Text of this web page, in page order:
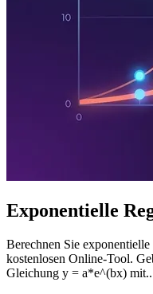
Exponentielle
Berechnen Sie
kostenlosen Online-Tool.
Gleichung y = a*e^(bx)